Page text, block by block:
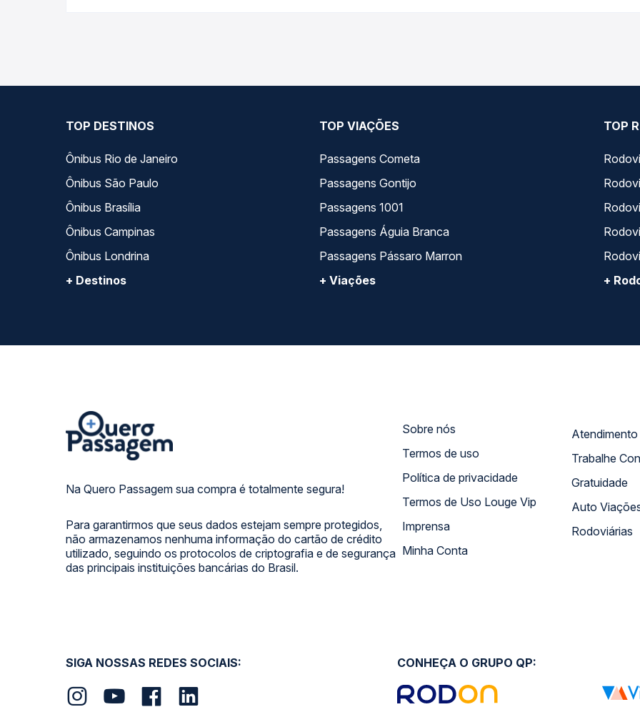
TOP DESTINOS
Ônibus Rio de Janeiro
Ônibus São Paulo
Ônibus Brasília
Ônibus Campinas
Ônibus Londrina
+ Destinos
TOP VIAÇÕES
Passagens Cometa
Passagens Gontijo
Passagens 1001
Passagens Águia Branca
Passagens Pássaro Marron
+ Viações
TOP
+
Na Quero Passagem sua compra é totalmente segura!
Para garantirmos que seus dados estejam sempre protegidos,
não armazenamos nenhuma informação do cartão de crédito
utilizado, seguindo os protocolos de criptografia e de segurança
das principais instituições bancárias do Brasil.
Sobre nós
Termos de uso
Política de privacidade
Termos de Uso Louge Vip
Imprensa
Minha Conta
Trabalhe
Gratuidade
Auto
Rodoviárias
SIGA NOSSAS REDES SOCIAIS: CONHEÇA O GRUPO QP: